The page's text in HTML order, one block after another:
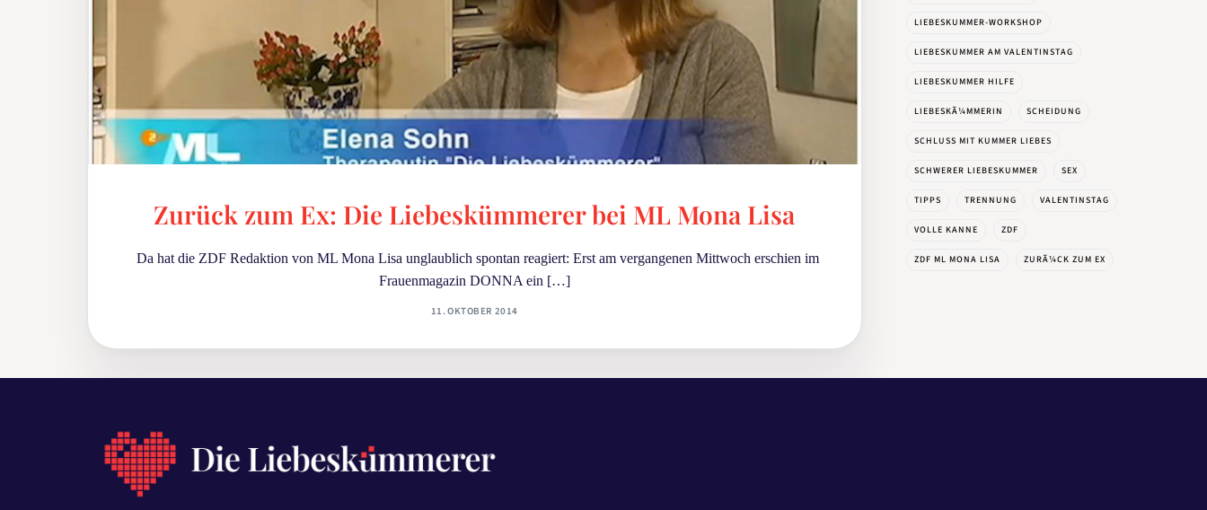
Zurück zum Ex: Die Liebeskümmerer bei ML Mona Lisa
Da hat die ZDF Redaktion von ML Mona Lisa unglaublich spontan reagiert: Erst am vergangenen Mittwoch erschien im
Frauenmagazin DONNA ein […]
11. OKTOBER 2014
LIEBESKUMMER-WORKSHOP
LIEBESKUMMER AM VALENTINSTAG
LIEBESKUMMER HILFE
LIEBESKÃ¼MMERIN SCHEIDUNG
SCHLUSS MIT KUMMER LIEBES
SCHWERER LIEBESKUMMER SEX
TIPPS TRENNUNG VALENTINSTAG
VOLLE KANNE ZDF
ZDF ML MONA LISA ZURÃ¼CK ZUM EX